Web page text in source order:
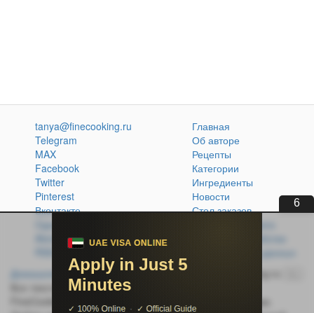
5
tanya@finecooking.ru
Telegram
MAX
Facebook
Twitter
Pinterest
Вконтакте
Одноклассники
Главная
Об авторе
Рецепты
Категории
Ингредиенты
Новости
Стол заказов
Кулинарная книга
Политика обработки
персональных данных
Домашняя кухня без проблем© 2014-2026 FineCooking.ru
Все тексты и фотографии, опубликованные на сайте
FineCooking.ru, защищены законом об авторском праве.